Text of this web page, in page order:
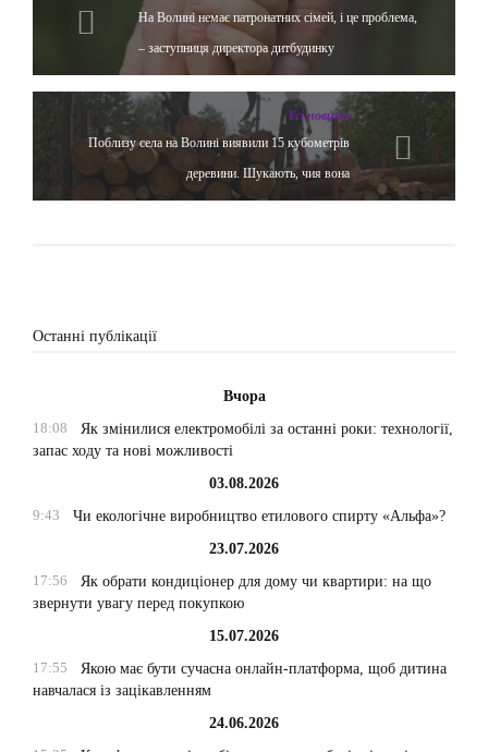
На Волині немає патронатних сімей, і це проблема,
– заступниця директора дитбудинку
Yсі новини
Поблизу села на Волині виявили 15 кубометрів
деревини. Шукають, чия вона
Останні публікації
Вчора
18:08
Як змінилися електромобілі за останні роки: технології,
запас ходу та нові можливості
03.08.2026
9:43
Чи екологічне виробництво етилового спирту «Альфа»?
23.07.2026
17:56
Як обрати кондиціонер для дому чи квартири: на що
звернути увагу перед покупкою
15.07.2026
17:55
Якою має бути сучасна онлайн-платформа, щоб дитина
навчалася із зацікавленням
24.06.2026